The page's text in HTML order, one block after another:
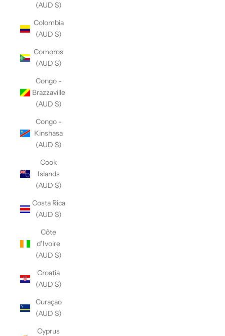
(AUD $)
Colombia
(AUD $)
Comoros
(AUD $)
Congo -
Brazzaville
(AUD $)
Congo -
Kinshasa
(AUD $)
Cook
Islands
(AUD $)
Costa Rica
(AUD $)
Côte
d’Ivoire
(AUD $)
Croatia
(AUD $)
Curaçao
(AUD $)
Cyprus